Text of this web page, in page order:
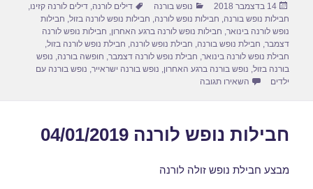
e
b
o
o
o
d
o
n
e
פורסם
בתאריך
14 בדצמבר 2018 קטגוריות
נופש בורנה תגיות
דילים לורנה,דילים לורנה קזינו,
חבילות נופש בורנה, חבילות נופש לורנה, חבילות נופש לורנה בזול, חבילות
נופש לורנה בינואר, חבילות נופש לורנה ברגע האחרון, חבילות נופש לורנה
דצמבר, חבילת נופש בורנה, חבילת נופש לורנה, חבילת נופש לורנה בזול,
חבילת נופש לורנה בינואר, חבילת נופש לורנה דצמבר, חופשה בורנה, נופש
בורנה בזול, נופש בורנה ברגע האחרון, נופש בורנה ישראייר, נופש בורנה עם
ילדים
השאירו תגובה
חבילות נופש לורנה 04/01/2019
מבצע חבילת נופש זולה לורנה